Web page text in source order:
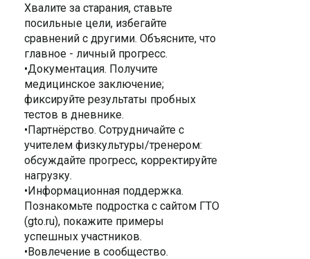
Хвалите за старания, ставьте
посильные цели, избегайте
сравнений с другими. Объясните, что
главное - личный прогресс.
•Документация. Получите
медицинское заключение;
фиксируйте результаты пробных
тестов в дневнике.
•Партнёрство. Сотрудничайте с
учителем физкультуры/тренером:
обсуждайте прогресс, корректируйте
нагрузку.
•Информационная поддержка.
Познакомьте подростка с сайтом ГТО
(gto.ru), покажите примеры
успешных участников.
•Вовлечение в сообщество.